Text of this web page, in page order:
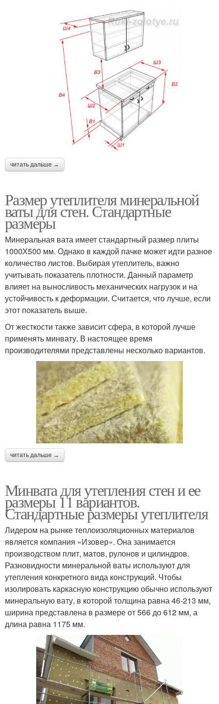
читать дальше →
Размер утеплителя минеральной
ваты для стен. Стандартные
размеры
Минеральная вата имеет стандартный размер плиты
1000Х500 мм. Однако в каждой пачке может идти разное
количество листов. Выбирая утеплитель, важно
учитывать показатель плотности. Данный параметр
влияет на выносливость механических нагрузок и на
устойчивость к деформации. Считается, что лучше, если
этот показатель выше.
От жесткости также зависит сфера, в которой лучше
применять минвату. В настоящее время
производителями представлены несколько вариантов.
читать дальше →
Минвата для утепления стен и ее
размеры 11 вариантов.
Стандартные размеры утеплителя
Лидером на рынке теплоизоляционных материалов
является компания «Изовер». Она занимается
производством плит, матов, рулонов и цилиндров.
Разновидности минеральной ваты используют для
утепления конкретного вида конструкций. Чтобы
изолировать каркасную конструкцию обычно используют
минеральную вату, в которой толщина равна 46-213 мм,
ширина представлена в размере от 566 до 612 мм, а
длина равна 1175 мм.